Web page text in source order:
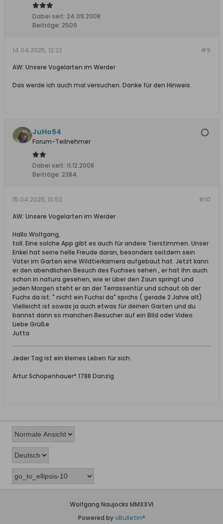
Dabei seit: 24.09.2008
Beiträge: 2509
#9
14.04.2025, 12:22
AW: Unsere Vogelarten im Werder
Das werde ich auch mal versuchen. Danke für den Hinweis.
JuHo54
Forum-Teilnehmer
Dabei seit: 11.12.2008
Beiträge: 2384
#10
15.04.2025, 13:52
AW: Unsere Vogelarten im Werder
Hallo Wolfgang,
toll. Eine solche App gibt es auch für andere Tierstimmen. Unser
Enkel hat seine helle Freude daran, besonders seitdem sein
Vater im Garten eine Wildtierkamera aufgebaut hat. Jetzt kann
er den abendlichen Besuch des Fuchses sehen , er hat ihn auch
schon in natura gesehen, wie er über den Zaun springt und
jeden Morgen steht er an der Terrassentür und schaut ob der
Fuchs da ist. " nicht ein Fuchsi da" sprchs ( gerade 2 Jahre alt)
Vielleicht ist sowas ja auch etwas für deinen Garten und du
bannst dann so manchen Besucher auf ein Bild oder Video.
Liebe Grüße
Jutta
Jeder Tag ist ein kleines Leben für sich.
Artur Schopenhauer* 1788 Danzig
Wolfgang Naujocks MMXXVI
Powered byvBulletin®